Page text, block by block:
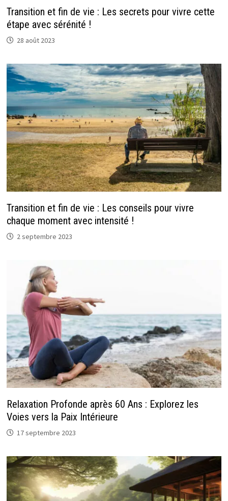
Transition et fin de vie : Les secrets pour vivre cette
étape avec sérénité !
28 août 2023
Transition et fin de vie : Les conseils pour vivre
chaque moment avec intensité !
2 septembre 2023
Relaxation Profonde après 60 Ans : Explorez les
Voies vers la Paix Intérieure
17 septembre 2023